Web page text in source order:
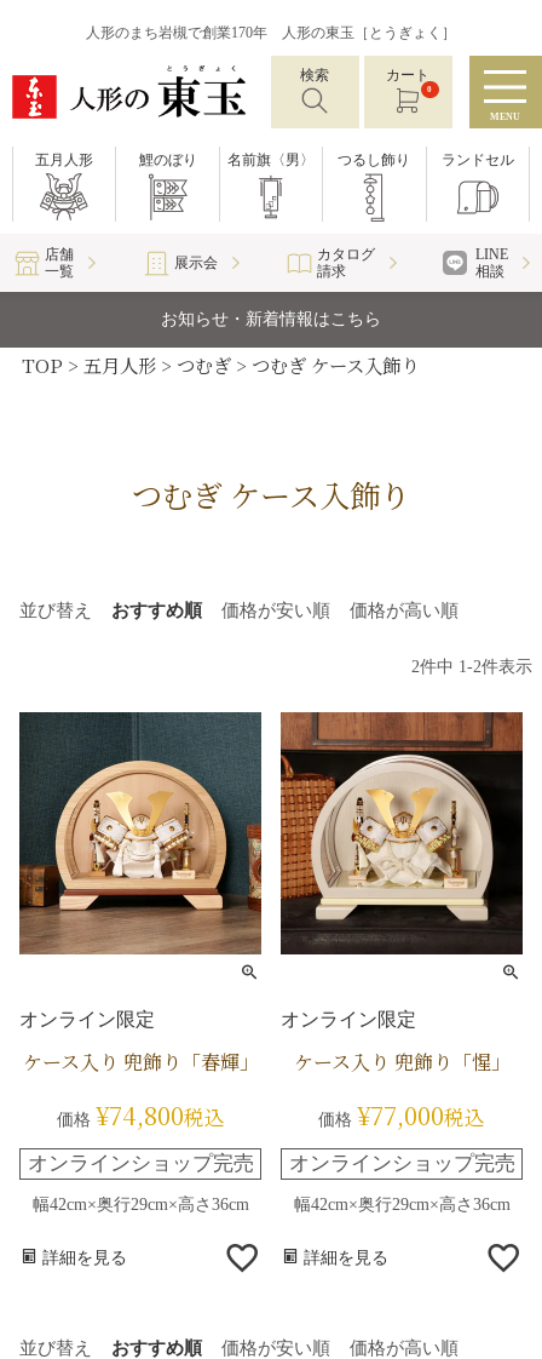
人形のまち岩槻で創業170年 人形の東玉［とうぎょく］
検索 カート
0
MENU
五月人形 鯉のぼり 名前旗〈男〉 つるし飾り ランドセル
店舗
一覧
展示会
カタログ
請求
LINE
相談
お知らせ・新着情報はこちら
TOP 五月人形 つむぎ つむぎ ケース入飾り
つむぎ ケース入飾り
並び替え おすすめ順 価格が安い順 価格が高い順
2件中 1-2件表示
オンライン限定
ケース入り 兜飾り「春輝」
価格 ¥74,800税込
オンラインショップ完売
幅42cm×奥行29cm×高さ36cm
詳細を見る
オンライン限定
ケース入り 兜飾り「惺」
価格 ¥77,000税込
オンラインショップ完売
幅42cm×奥行29cm×高さ36cm
詳細を見る
並び替え おすすめ順 価格が安い順 価格が高い順